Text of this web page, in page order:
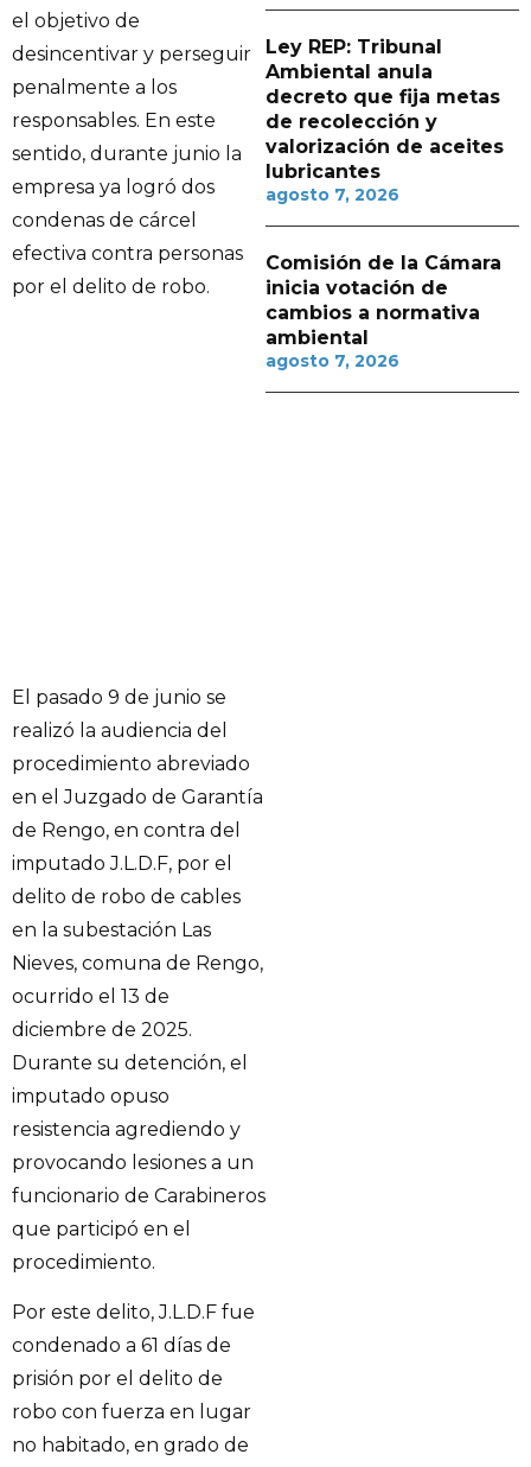
el objetivo de
desincentivar y perseguir
penalmente a los
responsables. En este
sentido, durante junio la
empresa ya logró dos
condenas de cárcel
efectiva contra personas
por el delito de robo.
El pasado 9 de junio se
realizó la audiencia del
procedimiento abreviado
en el Juzgado de Garantía
de Rengo, en contra del
imputado J.L.D.F, por el
delito de robo de cables
en la subestación Las
Nieves, comuna de Rengo,
ocurrido el 13 de
diciembre de 2025.
Durante su detención, el
imputado opuso
resistencia agrediendo y
provocando lesiones a un
funcionario de Carabineros
que participó en el
procedimiento.
Por este delito, J.L.D.F fue
condenado a 61 días de
prisión por el delito de
robo con fuerza en lugar
no habitado, en grado de
Ley REP: Tribunal
Ambiental anula
decreto que fija metas
de recolección y
valorización de aceites
lubricantes
agosto 7, 2026
Comisión de la Cámara
inicia votación de
cambios a normativa
ambiental
agosto 7, 2026